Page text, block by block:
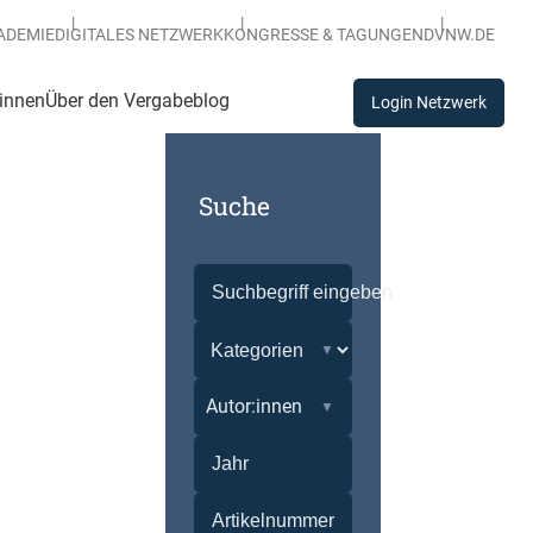
DIGITALES NETZWERKKONGRESSE & TAGUNGENDVNW.DE
Über den Vergabeblog Login Netzwerk
Suche
Autor:innen